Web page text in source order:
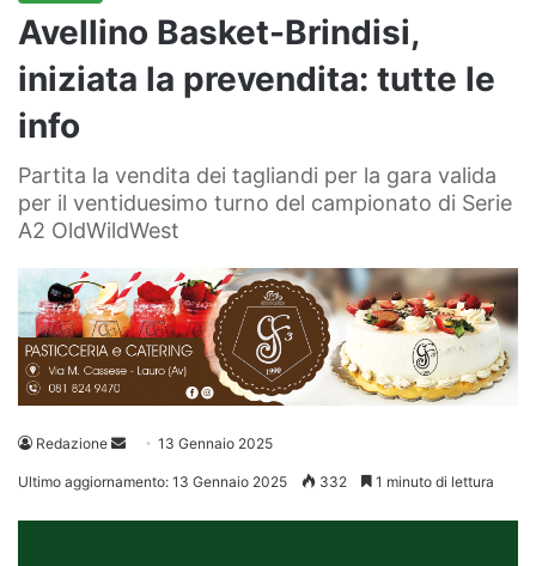
Avellino Basket-Brindisi,
iniziata la prevendita: tutte le
info
Partita la vendita dei tagliandi per la gara valida
per il ventiduesimo turno del campionato di Serie
A2 OldWildWest
Redazione
Invia 13 Gennaio 2025
Ultimo aggiornamento: 13 Gennaio 2025 332 1 minuto di lettura